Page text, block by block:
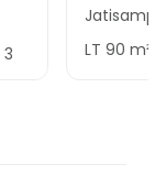
3
LT 90 m²